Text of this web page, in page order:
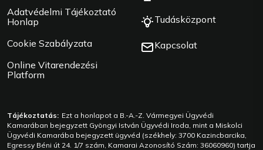
Adatvédelmi Tájékoztató
Honlap
Cookie Szabályzata
Online Vitarendezési
Platform
Tudásközpont
Kapcsolat
Tájékoztatás: Ezt a honlapot a B.-A.-Z. Vármegyei Ügyvédi
Kamarában bejegyzett Gyöngyi István Ügyvédi Iroda, mint a Miskolci
Ügyvédi Kamarába bejegyzett ügyvéd (székhely: 3700 Kazincbarcika,
Egressy Béni út 24. 1/7 szám, Kamarai Azonosító Szám: 36060960) tartja